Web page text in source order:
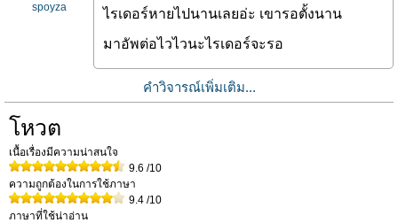
spoyza
ไรเดอร์หายไปนานเลยอ่ะ เขารอตั้งนาน
มาอัพต่อไวไวนะไรเดอร์จะรอ
คำวิจารณ์เพิ่มเติม...
โหวต
เนื้อเรื่องมีความน่าสนใจ
9.6 /10
ความถูกต้องในการใช้ภาษา
9.4 /10
ภาษาที่ใช้น่าอ่าน